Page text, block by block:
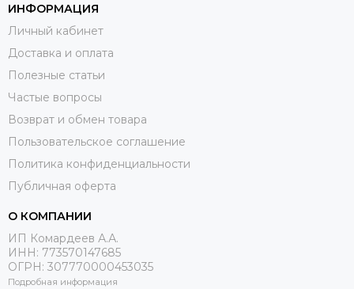
ИНФОРМАЦИЯ
Личный кабинет
Доставка и оплата
Полезные статьи
Частые вопросы
Возврат и обмен товара
Пользовательское соглашение
Политика конфиденциальности
Публичная оферта
О КОМПАНИИ
ИП Комардеев А.А.
ИНН: 773570147685
ОГРН: 307770000453035
Подробная информация